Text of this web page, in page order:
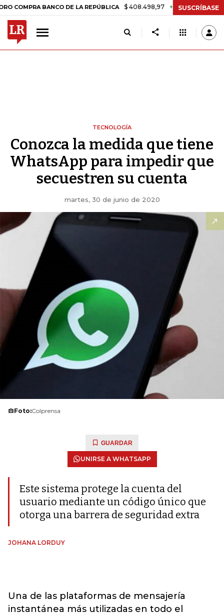
BANCO DE LA REPÚBLICA $ 408.498,97 +$ 8.753,81 +2,19%
SUSCRÍBASE
TECNOLOGÍA
Conozca la medida que tiene
WhatsApp para impedir que
secuestren su cuenta
martes, 30 de junio de 2020
Foto:Colprensa
GUARDAR
UNIRSE A WHATSAPP
Este sistema protege la cuenta del
usuario mediante un código único que
otorga una barrera de seguridad extra
JOHANA LORDUY
Una de las plataformas de mensajería
instantánea más utilizadas en todo el